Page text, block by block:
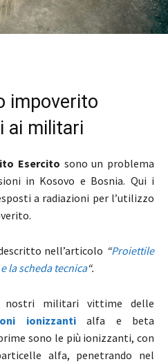
impoverito
ai militari
Esercito sono un problema
in Kosovo e Bosnia. Qui i
a radiazioni per l’utilizzo
nell’articolo “Proiettile
la scheda tecnica“.
nostri militari vittime delle
ionizzantialfa e beta
sono le più ionizzanti, con
alfa, penetrando nel